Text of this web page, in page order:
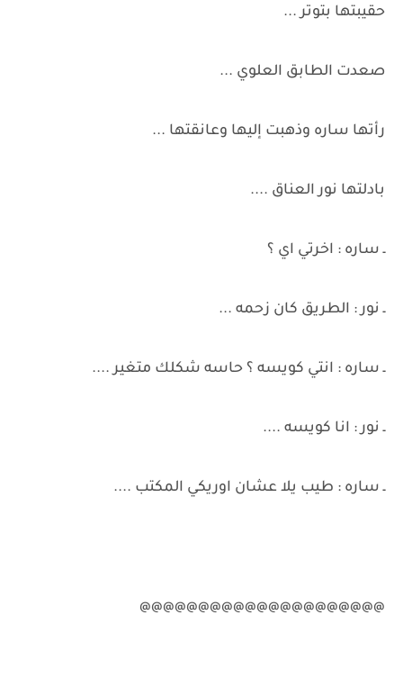
حقيبتها بتوتر ...
صعدت الطابق العلوي ...
رأتها ساره وذهبت إليها وعانقتها ...
بادلتها نور العناق ....
ـ ساره : اخرتي اي ؟
ـ نور : الطريق كان زحمه ...
ـ ساره : انتي كويسه ؟ حاسه شكلك متغير ....
ـ نور : انا كويسه ....
ـ ساره : طيب يلا عشان اوريكي المكتب ....
@@@@@@@@@@@@@@@@@@@@@